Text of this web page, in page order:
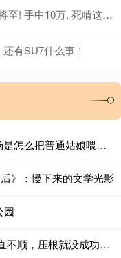
10万, 死啃这两条线就够
有SU7什么事！
华锋优配快线 一亿“剩女”背后：毒鸡汤是怎么把普通姑娘喂成“精神豪门”的？
》：慢下来的文学光影
园
牛金所 从书名就可断定，此人可能一直不顺，压根就没成功过！丨生活趣事